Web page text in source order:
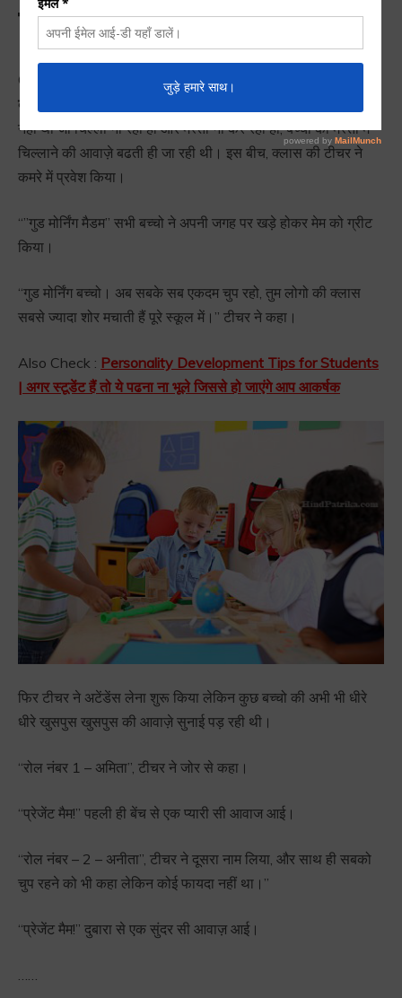
से रुला देगी ये कहानी)
One Less Child Story in Hindi | एक बेटा कम (दिल से रुला देगी ये
कहानी) :
नहीं था जो चिल्ला ना रहा हो और मस्ती ना कर रहा हो, बच्चो की मस्ती में
चिल्लाने की आवाज़े बढती ही जा रही थी। इस बीच, क्लास की टीचर ने
कमरे में प्रवेश किया।
“”गुड मोर्निंग मैडम” सभी बच्चो ने अपनी जगह पर खड़े होकर मेम को ग्रीट
किया।
“गुड मोर्निंग बच्चो। अब सबके सब एकदम चुप रहो, तुम लोगो की क्लास
सबसे ज्यादा शोर मचाती हैं पूरे स्कूल में।” टीचर ने कहा।
Also Check : Personality Development Tips for Students
| अगर स्टूडेंट हैं तो ये पढना ना भूले जिससे हो जाएंगे आप आकर्षक
फिर टीचर ने अटेंडेंस लेना शुरू किया लेकिन कुछ बच्चो की अभी भी धीरे
धीरे खुसपुस खुसपुस की आवाज़े सुनाई पड़ रही थी।
“रोल नंबर 1 – अमिता”, टीचर ने जोर से कहा।
“प्रेजेंट मैम!” पहली ही बेंच से एक प्यारी सी आवाज आई।
“रोल नंबर – 2 – अनीता”, टीचर ने दूसरा नाम लिया, और साथ ही सबको
चुप रहने को भी कहा लेकिन कोई फायदा नहीं था।”
“प्रेजेंट मैम!” दुबारा से एक सुंदर सी आवाज़ आई।